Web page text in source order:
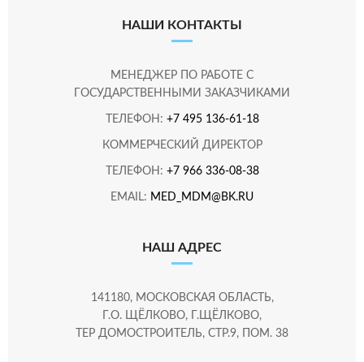
НАШИ КОНТАКТЫ
МЕНЕДЖЕР ПО РАБОТЕ С
ГОСУДАРСТВЕННЫМИ ЗАКАЗЧИКАМИ
ТЕЛЕФОН: +7 495 136-61-18
КОММЕРЧЕСКИЙ ДИРЕКТОР
ТЕЛЕФОН: +7 966 336-08-38
EMAIL: MED_MDM@BK.RU
НАШ АДРЕС
141180, МОСКОВСКАЯ ОБЛАСТЬ,
Г.О. ЩЁЛКОВО, Г.ЩЁЛКОВО,
ТЕР ДОМОСТРОИТЕЛЬ, СТР.9, ПОМ. 38